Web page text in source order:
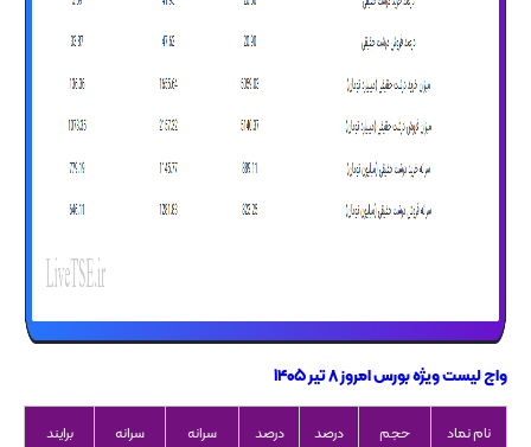
واچ لیست ویژه بورس امروز ۸ تیر ۱۴۰۵
نام نماد
حجم
درصد
درصد
سرانه
سرانه
برایند